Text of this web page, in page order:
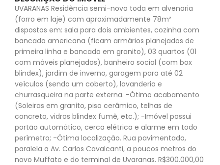
UVARANAS Residência semi-nova toda em alvenaria
(forro em laje) com aproximadamente 78m²
dispostos em: sala para dois ambientes, cozinha com
bancada americana (ficam armários planejados de
primeira linha e bancada em granito), 03 quartos (01
com móveis planejados), banheiro social (com box
blindex), jardim de inverno, garagem para até 02
veículos (sendo um coberto), lavanderia e
churrasqueira na parte externa. -Ótimo acabamento
(Soleiras em granito, piso cerâmico, telhas de
concreto, vidros blindex fumê, etc.); -Imóvel possui
portão automático, cerca elétrica e alarme em todo
perímetro; -Ótima localização. Rua pavimentada,
paralela a Av. Carlos Cavalcanti, a poucos metros do
novo Muffato e do terminal de Uvaranas. R$300.000,00